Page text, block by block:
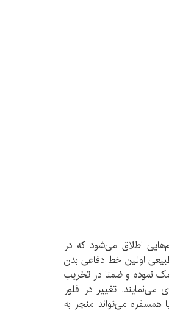
اطلاق می‌شود که در
اولین خط دفاعی بدن
نموده و ضمنا در تخریب
تغییر در فلور
همسفره می‌تواند منجر به